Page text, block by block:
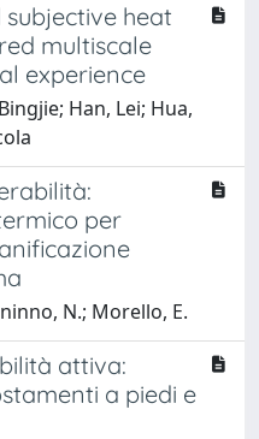
heat
multiscale
experience
Han, Lei; Hua,
per
N.; Morello, E.
attiva:
a piedi e